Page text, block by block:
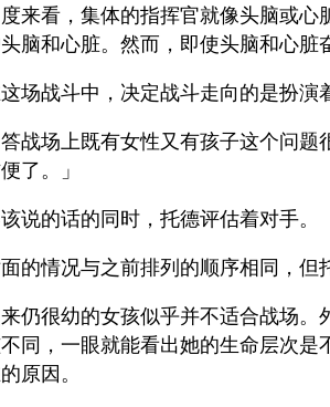
来看，集体的指挥官就像头脑或
脑和心脏。然而，即使头脑和心脏
场战斗中，决定战斗走向的是扮演
答战场上既有女性又有孩子这个问
了。」
说的话的同时，托德评估着对手。
的情况与之前排列的顺序相同，但
仍很幼的女孩似乎并不适合战场
同，一眼就能看出她的生命层次
原因。